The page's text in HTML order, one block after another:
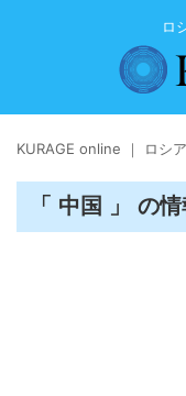
ロ
KURAGE online ｜ ロシ
「 中国 」 の